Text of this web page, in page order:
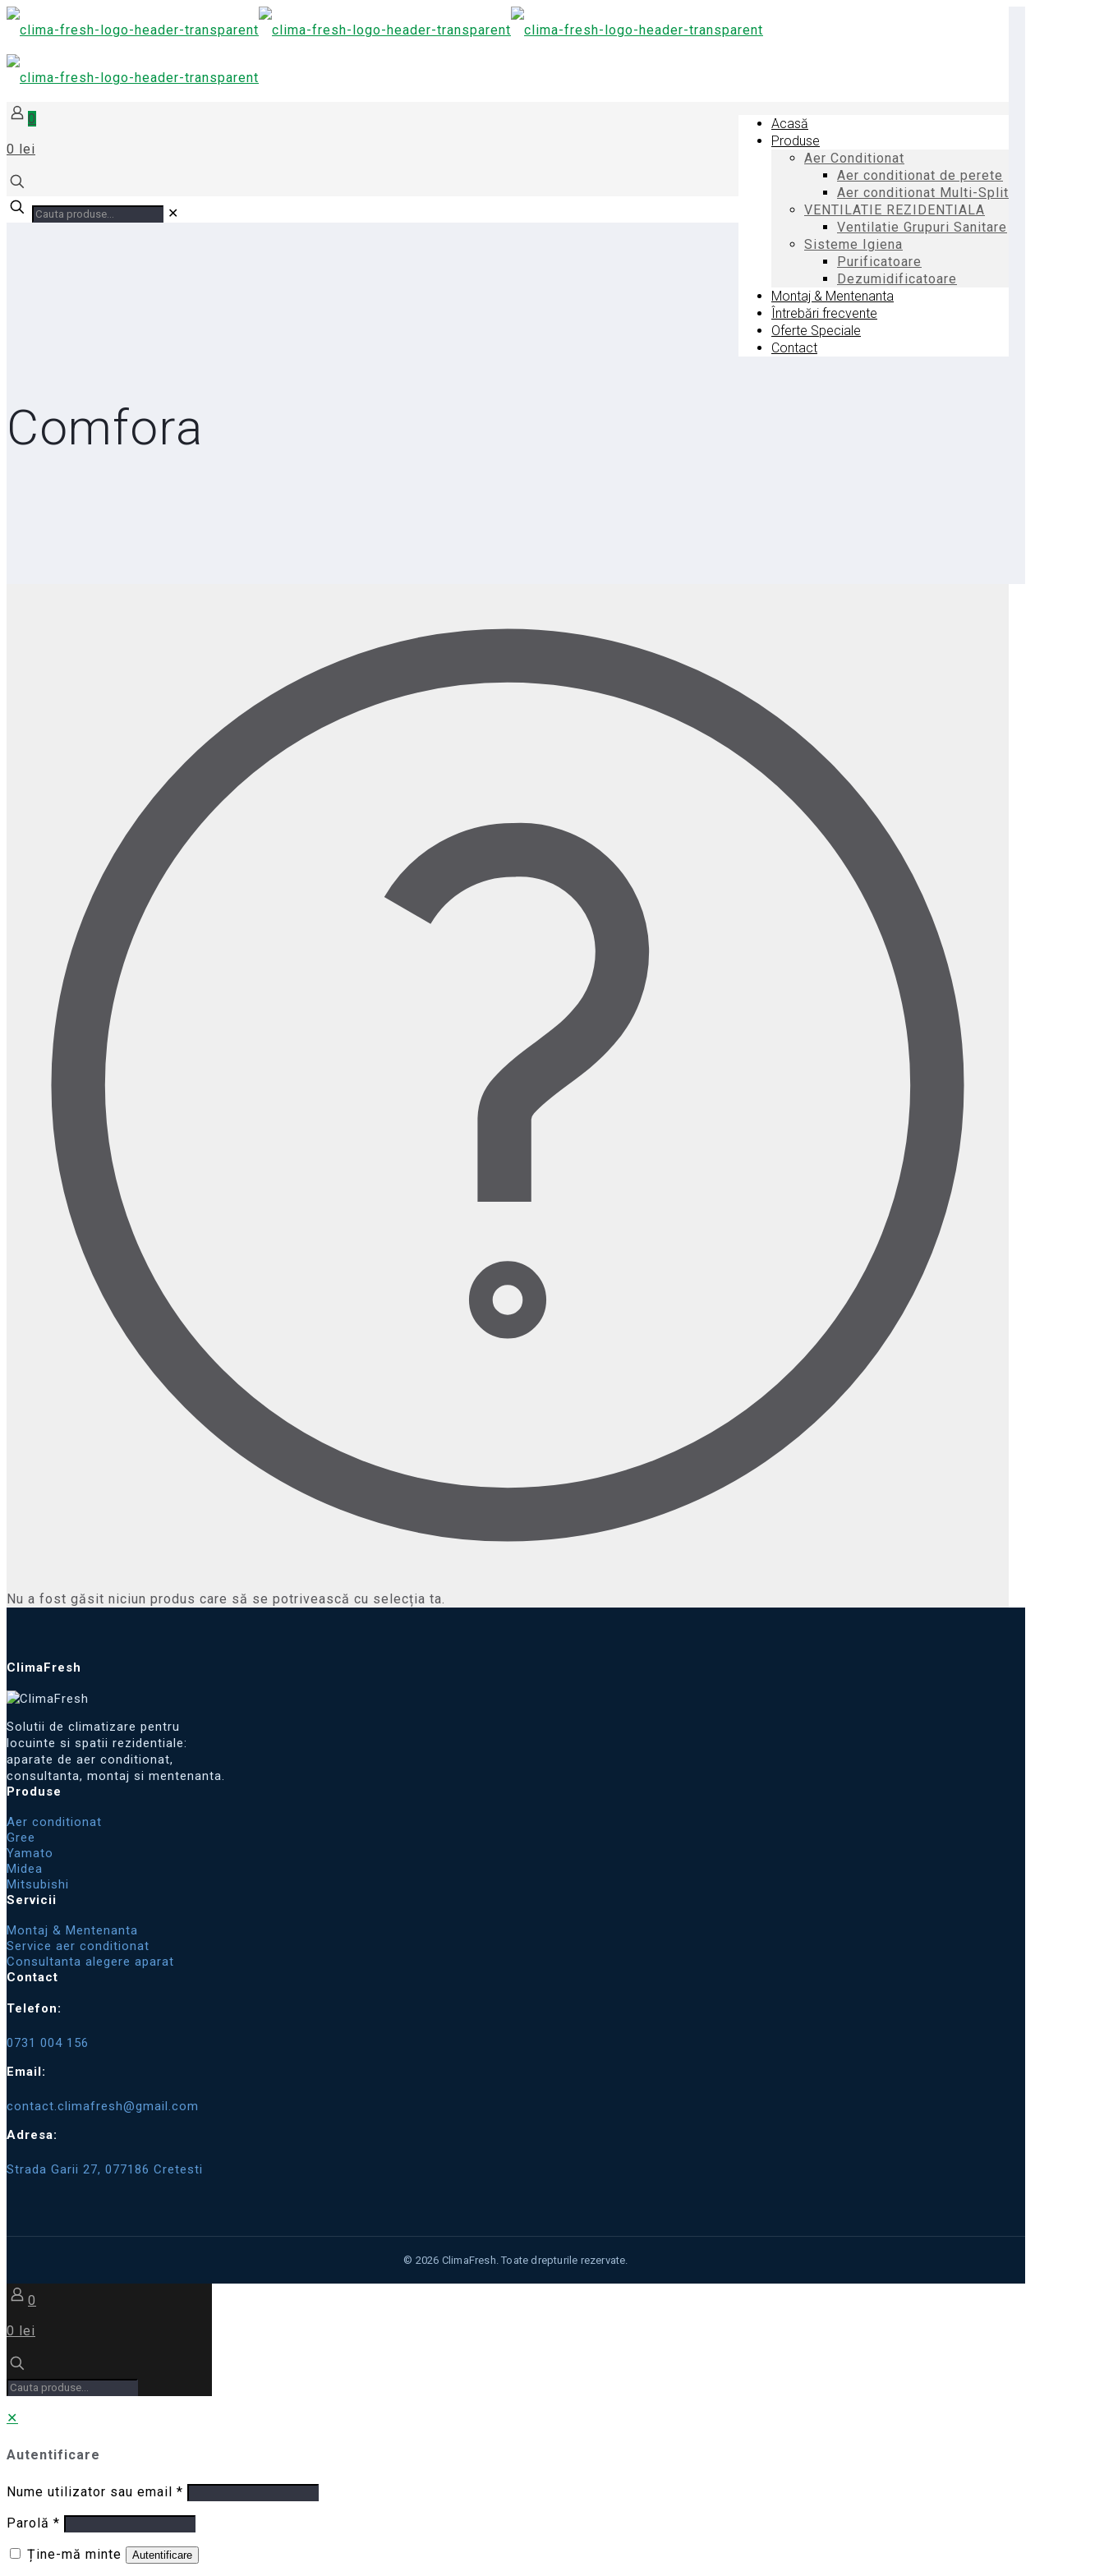
Acasă
Produse
Aer Conditionat
Aer conditionat de perete
Aer conditionat Multi-Split
VENTILATIE REZIDENTIALA
Ventilatie Grupuri Sanitare
Sisteme Igiena
Purificatoare
Dezumidificatoare
Montaj & Mentenanta
Întrebări frecvente
Oferte Speciale
Contact
0
0 lei
✕
Comfora
Nu a fost găsit niciun produs care să se potrivească cu selecția ta.
ClimaFresh
Solutii de climatizare pentru
locuinte si spatii rezidentiale:
aparate de aer conditionat,
consultanta, montaj si mentenanta.
Produse
Aer conditionat
Gree
Yamato
Midea
Mitsubishi
Servicii
Montaj & Mentenanta
Service aer conditionat
Consultanta alegere aparat
Contact
Telefon:
0731 004 156
Email:
contact.climafresh@gmail.com
Adresa:
Strada Garii 27, 077186 Cretesti
0
0 lei
✕
Autentificare
Nume utilizator sau email *
Parolă *
Ține-mă minte
Autentificare